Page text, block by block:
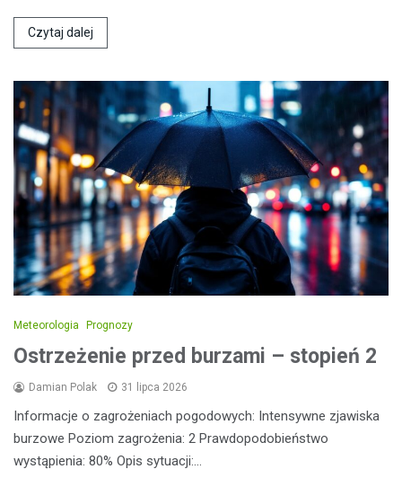
Czytaj dalej
Meteorologia Prognozy
Ostrzeżenie przed burzami – stopień 2
Damian Polak 31 lipca 2026
Informacje o zagrożeniach pogodowych: Intensywne zjawiska
burzowe Poziom zagrożenia: 2 Prawdopodobieństwo
wystąpienia: 80% Opis sytuacji:…